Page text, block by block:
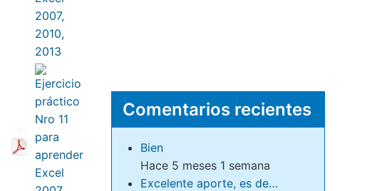
Comentarios recientes
Bien
Hace 5 meses 1 semana
Excelente aporte, es de…